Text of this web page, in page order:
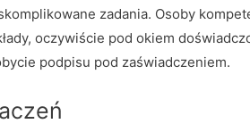
zadania. Osoby
oczywiście pod okiem
podpisu pod zaświadczeniem.